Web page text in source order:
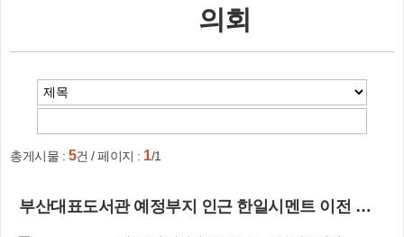
의회
총게시물 : 5건 / 페이지 : 1/1
부산대표도서관 예정부지 인근 한일시멘트 이전 촉구